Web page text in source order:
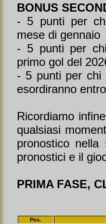
BONUS
- 5 punti per
mese di gennaio
- 5 punti per
primo gol del
- 5 punti per chi
esordiranno
Ricordiamo
qualsiasi
pronostico nella
pronostici e il
PRIMA FASE,
Pos.